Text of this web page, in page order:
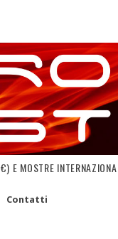
E MOSTRE
Contatti